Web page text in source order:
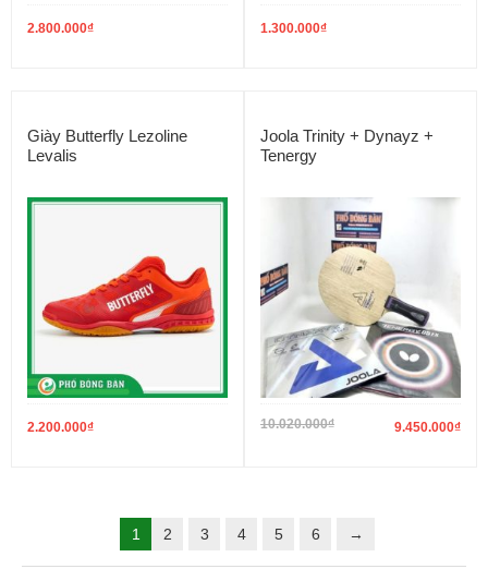
2.800.000₫ 1.300.000₫
Giày Butterfly Lezoline
Levalis
2.200.000₫
Joola Trinity + Dynayz +
Tenergy
10.020.000₫ 9.450.000₫
1 2 3 4 5 6 →